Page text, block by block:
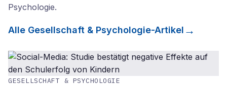
Psychologie.
Alle Gesellschaft & Psychologie-Artikel
GESELLSCHAFT & PSYCHOLOGIE